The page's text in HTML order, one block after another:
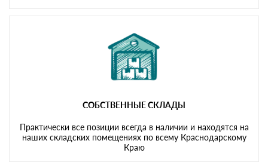
СОБСТВЕННЫЕ СКЛАДЫ
Практически все позиции всегда в наличии и находятся на
наших складских помещениях по всему Краснодарскому
Краю